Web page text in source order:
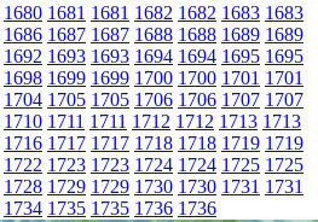
1680 1681 1681 1682 1682 1683 1683
1686 1687 1687 1688 1688 1689 1689
1692 1693 1693 1694 1694 1695 1695
1698 1699 1699 1700 1700 1701 1701
1704 1705 1705 1706 1706 1707 1707
1710 1711 1711 1712 1712 1713 1713
1716 1717 1717 1718 1718 1719 1719
1722 1723 1723 1724 1724 1725 1725
1728 1729 1729 1730 1730 1731 1731
1734 1735 1735 1736 1736